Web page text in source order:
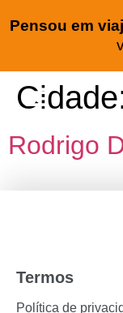
Pensou em
Rodrigo
Termos
Política de